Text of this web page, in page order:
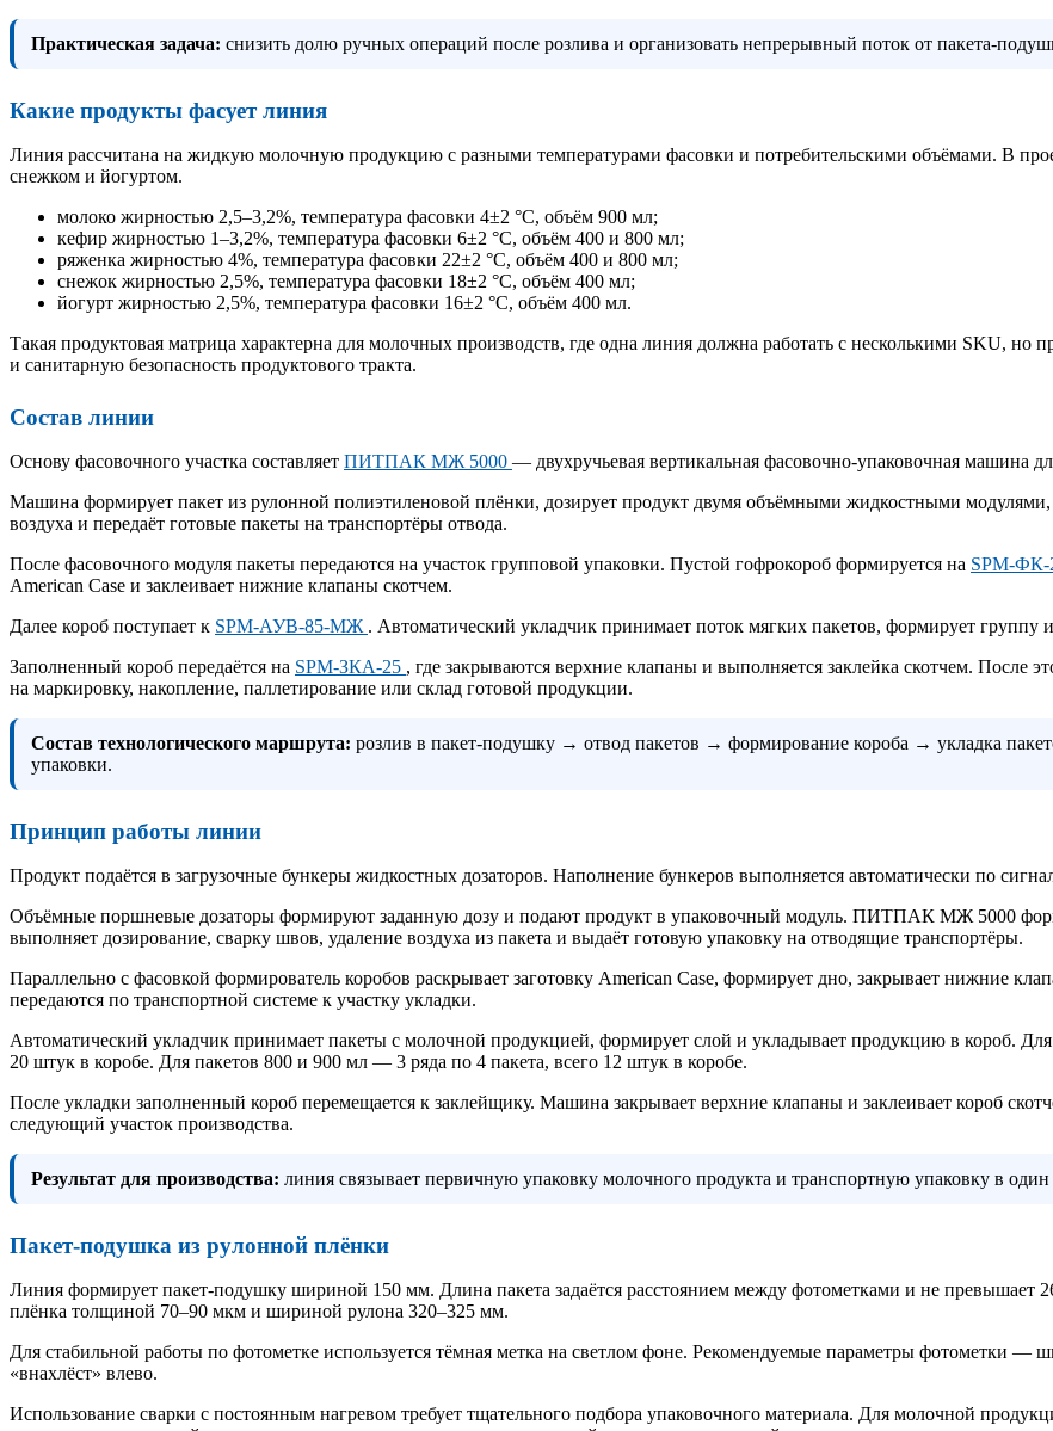
Практическая задача: снизить долю ручных операций после розлива и организовать непрерывный поток от пакета-
Какие продукты фасует линия
Линия рассчитана на жидкую молочную продукцию с разными температурами фасовки и потребительскими объёмами. В
снежком и йогуртом.
молоко жирностью 2,5–3,2%, температура фасовки 4±2 °C, объём 900 мл;
кефир жирностью 1–3,2%, температура фасовки 6±2 °C, объём 400 и 800 мл;
ряженка жирностью 4%, температура фасовки 22±2 °C, объём 400 и 800 мл;
снежок жирностью 2,5%, температура фасовки 18±2 °C, объём 400 мл;
йогурт жирностью 2,5%, температура фасовки 16±2 °C, объём 400 мл.
Такая продуктовая матрица характерна для молочных производств, где одна линия должна работать с несколькими SKU, но
и санитарную безопасность продуктового тракта.
Состав линии
Основу фасовочного участка составляет ПИТПАК МЖ 5000 — двухручьевая вертикальная фасовочно-упаковочная машина
Машина формирует пакет из рулонной полиэтиленовой плёнки, дозирует продукт двумя объёмными жидкостными
воздуха и передаёт готовые пакеты на транспортёры отвода.
После фасовочного модуля пакеты передаются на участок групповой упаковки. Пустой гофрокороб формируется на SPM-ФК-
American Case и заклеивает нижние клапаны скотчем.
Далее короб поступает к SPM-АУВ-85-МЖ . Автоматический укладчик принимает поток мягких пакетов, формирует группу
Заполненный короб передаётся на SPM-ЗКА-25 , где закрываются верхние клапаны и выполняется заклейка скотчем. После
на маркировку, накопление, паллетирование или склад готовой продукции.
Состав технологического маршрута: розлив в пакет-подушку → отвод пакетов → формирование короба → укладка
упаковки.
Принцип работы линии
Продукт подаётся в загрузочные бункеры жидкостных дозаторов. Наполнение бункеров выполняется автоматически по
Объёмные поршневые дозаторы формируют заданную дозу и подают продукт в упаковочный модуль. ПИТПАК МЖ 5000
выполняет дозирование, сварку швов, удаление воздуха из пакета и выдаёт готовую упаковку на отводящие транспортёры.
Параллельно с фасовкой формирователь коробов раскрывает заготовку American Case, формирует дно, закрывает нижние
передаются по транспортной системе к участку укладки.
Автоматический укладчик принимает пакеты с молочной продукцией, формирует слой и укладывает продукцию в короб. Для
20 штук в коробе. Для пакетов 800 и 900 мл — 3 ряда по 4 пакета, всего 12 штук в коробе.
После укладки заполненный короб перемещается к заклейщику. Машина закрывает верхние клапаны и заклеивает короб
следующий участок производства.
Результат для производства: линия связывает первичную упаковку молочного продукта и транспортную упаковку в
Пакет-подушка из рулонной плёнки
Линия формирует пакет-подушку шириной 150 мм. Длина пакета задаётся расстоянием между фотометками и не превышает
плёнка толщиной 70–90 мкм и шириной рулона 320–325 мм.
Для стабильной работы по фотометке используется тёмная метка на светлом фоне. Рекомендуемые параметры фотометки
«внахлёст» влево.
Использование сварки с постоянным нагревом требует тщательного подбора упаковочного материала. Для молочной